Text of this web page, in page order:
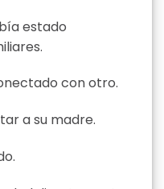
estado
con otro.
a su madre.